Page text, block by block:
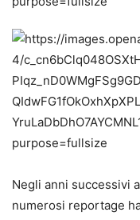
Negli anni successivi
numerosi reportage